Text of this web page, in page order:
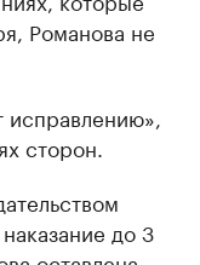
Романова не
сторон.
до 3